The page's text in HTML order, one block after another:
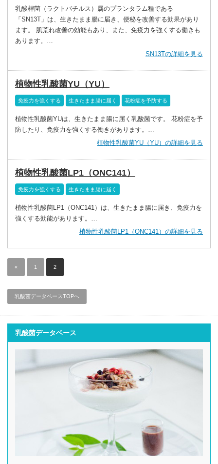
乳酸桿菌（ラクトバチルス）属のプランタラム種である
「SN13T」は、生きたまま腸に届き、便秘を改善する効果があり
ます。 肌荒れ改善の効能もあり、また、免疫力を強くする働きも
あります。…
SN13Tの詳細を見る
植物性乳酸菌YU（YU）
免疫力を強くする 生きたまま腸に届く 花粉症を予防する
植物性乳酸菌YUは、生きたまま腸に届く乳酸菌です。 花粉症を予
防したり、免疫力を強くする働きがあります。…
植物性乳酸菌YU（YU）の詳細を見る
植物性乳酸菌LP1（ONC141）
免疫力を強くする 生きたまま腸に届く
植物性乳酸菌LP1（ONC141）は、生きたまま腸に届き、免疫力を
強くする効能があります。…
植物性乳酸菌LP1（ONC141）の詳細を見る
« 1 2
乳酸菌データベースTOPへ
乳酸菌データベース